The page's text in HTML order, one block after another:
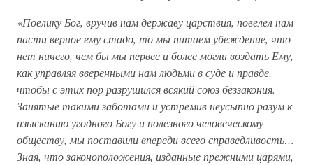
«Поелику Бог, вручив нам державу царствия, повелел нам
пасти верное ему стадо, то мы питаем убеждение, что
нет ничего, чем бы мы первее и более могли воздать Ему,
как управляя вверенными нам людьми в суде и правде,
чтобы с этих пор разрушился всякий союз беззакония.
Занятые такими заботами и устремив неусыпно разум к
изысканию угодного Богу и полезного человеческому
обществу, мы поставили впереди всего справедливость…
Зная, что законоположения, изданные прежними царями,